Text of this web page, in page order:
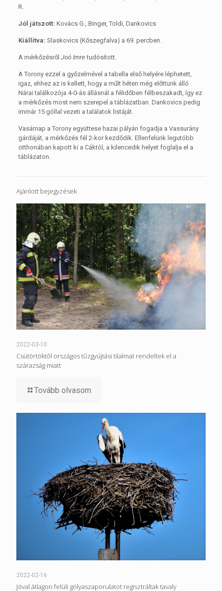
R.
Jól játszott: Kovács G., Binger, Toldi, Dankovics
Kiállítva: Slaskovics (Kőszegfalva) a 69. percben.
A mérkőzésről Joó Imretudósított.
A Torony ezzel a győzelmével a tabella első helyére léphetett,
igaz, ehhez az is kellett, hogy a műlt héten még előttünk álló
Nárai találkozója 4-0-ás állásnál a félidőben félbeszakadt, így ez
a mérkőzés most nem szerepel a táblázatban. Dankovics pedig
immár 15 góllal vezeti a találatok listáját.
Vasárnap a Torony együttese hazai pályán fogadja a Vassurány
gárdáját, a mérkőzés fél 2-kor kezdődik. Ellenfelünk legutóbb
otthonában kapott ki a Cáktól, a kilencedik helyet foglalja el a
táblázaton.
Ajánlott bejegyzések
2022-03-10
Csütörtöktől országos tűzgyújtási tilalmat rendeltek el a
szárazság miatt
Tovább olvasom
2022-02-16
Jóval átlagon felüli gólyaszaporulatot regisztráltak tavaly